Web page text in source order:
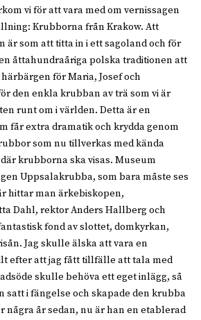
vi för att vara med om vernissagen
Krubborna från Krakow. Att
är som att titta in i ett sagoland och för
åttahundraåriga polska traditionen att
för Maria, Josef och
den enkla krubban av trä som vi är
runt om i världen. Detta är en
får extra dramatik och krydda genom
som nu tillverkas med kända
krubborna ska visas. Museum
Uppsalakrubba, som bara måste ses
hittar man ärkebiskopen,
Dahl, rektor Anders Hallberg och
fond av slottet, domkyrkan,
Jag skulle älska att vara en
efter att jag fått tillfälle att tala med
skulle behöva ett eget inlägg, så
satt i fängelse och skapade den krubba
några år sedan, nu är han en etablerad